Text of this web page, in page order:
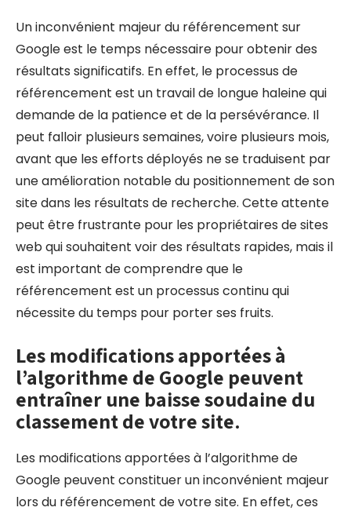
Un inconvénient majeur du référencement sur
Google est le temps nécessaire pour obtenir des
résultats significatifs. En effet, le processus de
référencement est un travail de longue haleine qui
demande de la patience et de la persévérance. Il
peut falloir plusieurs semaines, voire plusieurs mois,
avant que les efforts déployés ne se traduisent par
une amélioration notable du positionnement de son
site dans les résultats de recherche. Cette attente
peut être frustrante pour les propriétaires de sites
web qui souhaitent voir des résultats rapides, mais il
est important de comprendre que le
référencement est un processus continu qui
nécessite du temps pour porter ses fruits.
Les modifications apportées à
l’algorithme de Google peuvent
entraîner une baisse soudaine du
classement de votre site.
Les modifications apportées à l’algorithme de
Google peuvent constituer un inconvénient majeur
lors du référencement de votre site. En effet, ces